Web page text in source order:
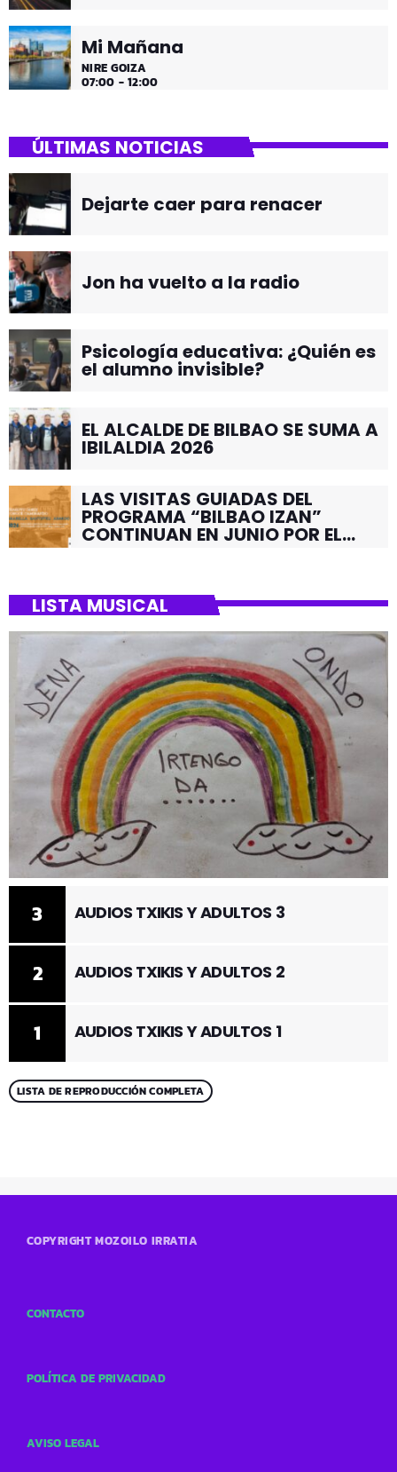
Mi Mañana
NIRE GOIZA
07:00 - 12:00
ÚLTIMAS NOTICIAS
Dejarte caer para renacer
Jon ha vuelto a la radio
Psicología educativa: ¿Quién es
el alumno invisible?
EL ALCALDE DE BILBAO SE SUMA A
IBILALDIA 2026
LAS VISITAS GUIADAS DEL
PROGRAMA “BILBAO IZAN”
CONTINUAN EN JUNIO POR EL
LISTA MUSICAL
1 AUDIOS TXIKIS Y ADULTOS 1
2 AUDIOS TXIKIS Y ADULTOS 2
3 AUDIOS TXIKIS Y ADULTOS 3
LISTA DE REPRODUCCIÓN COMPLETA
COPYRIGHT MOZOILO IRRATIA
CONTACTO
POLÍTICA DE PRIVACIDAD
AVISO LEGAL